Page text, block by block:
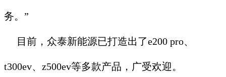
务。”
目前，众泰新能源已打造出了e200 pro、
t300ev、z500ev等多款产品，广受欢迎。